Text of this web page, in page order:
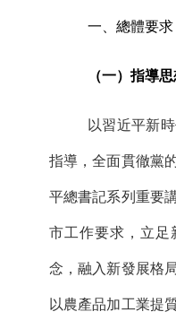
一、總體要求
（一）指導思
以習近平新
指導，全面貫徹黨
平總書記系列重要
市工作要求，立足
念，融入新發展格
以農產品加工業提